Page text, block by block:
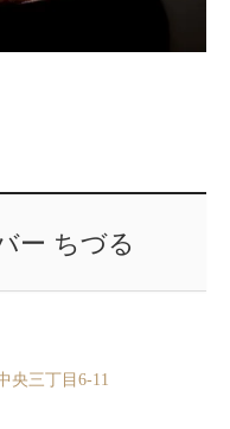
ー ちづる
央三丁目6-11